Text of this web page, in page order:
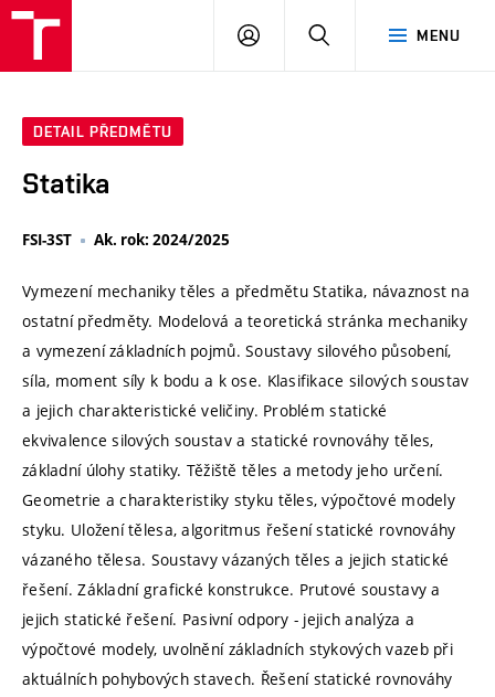
MENU
PŘIHLÁSIT
DETAIL PŘEDMĚTU
Statika
FSI-3ST Ak. rok: 2024/2025
Vymezení mechaniky těles a předmětu Statika, návaznost na
ostatní předměty. Modelová a teoretická stránka mechaniky
a vymezení základních pojmů. Soustavy silového působení,
síla, moment síly k bodu a k ose. Klasifikace silových soustav
a jejich charakteristické veličiny. Problém statické
ekvivalence silových soustav a statické rovnováhy těles,
základní úlohy statiky. Těžiště těles a metody jeho určení.
Geometrie a charakteristiky styku těles, výpočtové modely
styku. Uložení tělesa, algoritmus řešení statické rovnováhy
vázaného tělesa. Soustavy vázaných těles a jejich statické
řešení. Základní grafické konstrukce. Prutové soustavy a
jejich statické řešení. Pasivní odpory - jejich analýza a
výpočtové modely, uvolnění základních stykových vazeb při
aktuálních pohybových stavech. Řešení statické rovnováhy